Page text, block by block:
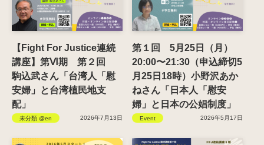
【Fight For Justice連続
講座】第Ⅵ期 第２回
駒込武さん「台湾人「慰
安婦」と台湾植民地支
配」
未分類 @en 2026年7月13日
第１回 5月25日（月）
20:00〜21:30（申込締切5
月25日18時）小野沢あか
ねさん「日本人「慰安
婦」と日本の公娼制度」
Event 2026年5月17日